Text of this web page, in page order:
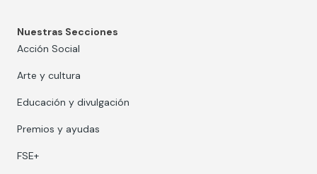
Nuestras Secciones
Acción Social
Arte y cultura
Educación y divulgación
Premios y ayudas
FSE+